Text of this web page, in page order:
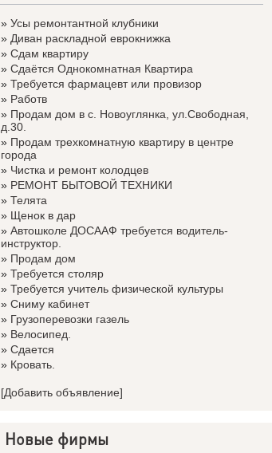
» Усы ремонтантной клубники
» Диван раскладной еврокнижка
» Сдам квартиру
» Сдаётся Однокомнатная Квартира
» Требуется фармацевт или провизор
» Работв
» Продам дом в с. Новоуглянка, ул.Свободная,
д.30.
» Продам трехкомнатную квартиру в центре
города
» Чистка и ремонт колодцев
» РЕМОНТ БЫТОВОЙ ТЕХНИКИ
» Телята
» Щенок в дар
» Автошколе ДОСААФ требуется водитель-
инструктор.
» Продам дом
» Требуется столяр
» Требуется учитель физической культуры
» Сниму кабинет
» Грузоперевозки газель
» Велосипед.
» Сдается
» Кровать.
[Добавить объявление]
Новые фирмы